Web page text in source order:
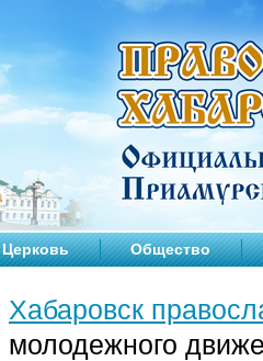
Церковь Общество
Хабаровск
молодежного